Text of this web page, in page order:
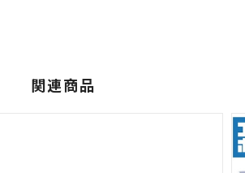
関連商品